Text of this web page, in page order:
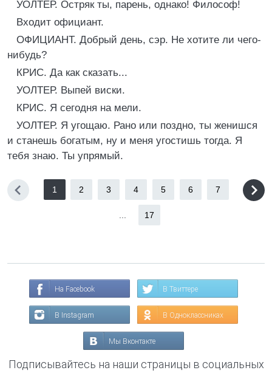
УОЛТЕР. Остряк ты, парень, однако! Философ!
Входит официант.
ОФИЦИАНТ. Добрый день, сэр. Не хотите ли чего-
нибудь?
КРИС. Да как сказать...
УОЛТЕР. Выпей виски.
КРИС. Я сегодня на мели.
УОЛТЕР. Я угощаю. Рано или поздно, ты женишся
и станешь богатым, ну и меня угостишь тогда. Я
тебя знаю. Ты упрямый.
1 2 3 4 5 6 7
17
На Facebook В Твиттере
В Instagram В Одноклассниках
Мы Вконтакте
Подписывайтесь на наши страницы в социальных